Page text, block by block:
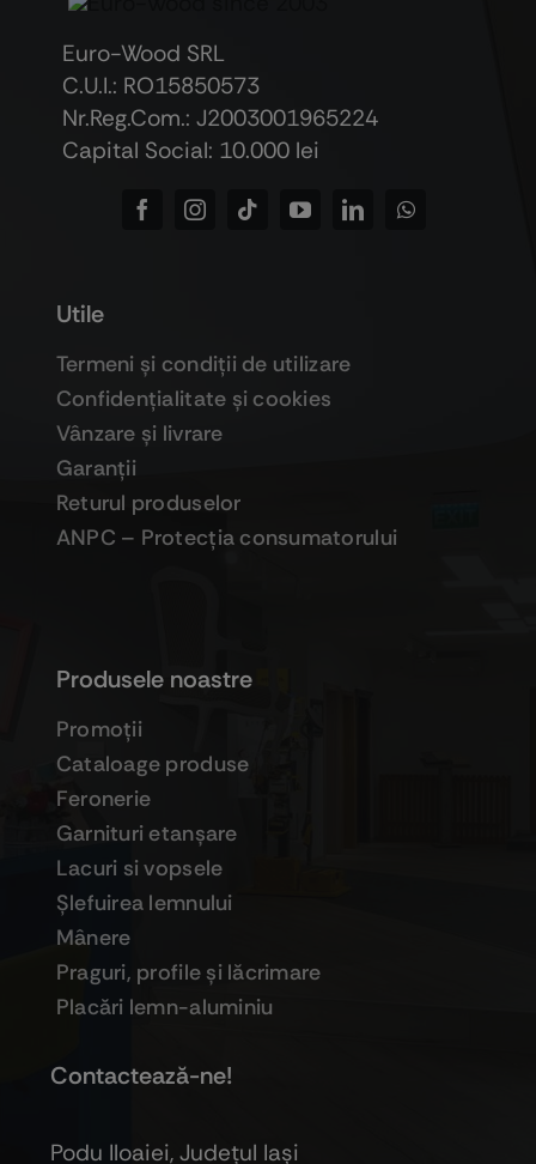
Euro-Wood SRL
C.U.I.: RO15850573
Nr.Reg.Com.: J2003001965224
Capital Social: 10.000 lei
Produsele noastre
Promoţii
Cataloage produse
Feronerie
Garnituri etanşare
Lacuri si vopsele
Şlefuirea lemnului
Mânere
Praguri, profile şi lăcrimare
Placări lemn-aluminiu
Utile
Termeni şi condiţii de utilizare
Confidenţialitate şi cookies
Vânzare şi livrare
Garanţii
Returul produselor
ANPC – Protecţia consumatorului
Contactează-ne!
Podu Iloaiei, Judeţul Iaşi